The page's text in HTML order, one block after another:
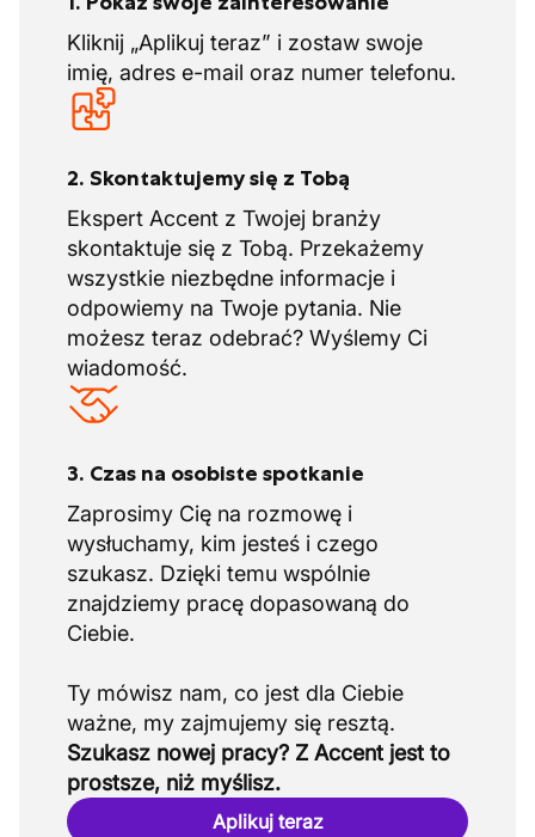
Kliknij „Aplikuj teraz” i zostaw swoje
imię, adres e-mail oraz numer telefonu.
2. Skontaktujemy się z Tobą
Ekspert Accent z Twojej branży
skontaktuje się z Tobą. Przekażemy
wszystkie niezbędne informacje i
odpowiemy na Twoje pytania. Nie
możesz teraz odebrać? Wyślemy Ci
wiadomość.
3. Czas na osobiste spotkanie
Zaprosimy Cię na rozmowę i
wysłuchamy, kim jesteś i czego
szukasz. Dzięki temu wspólnie
znajdziemy pracę dopasowaną do
Ciebie.
Ty mówisz nam, co jest dla Ciebie
Szukasz nowej pracy? Z Accent jest to
prostsze, niż myślisz.
Aplikuj teraz